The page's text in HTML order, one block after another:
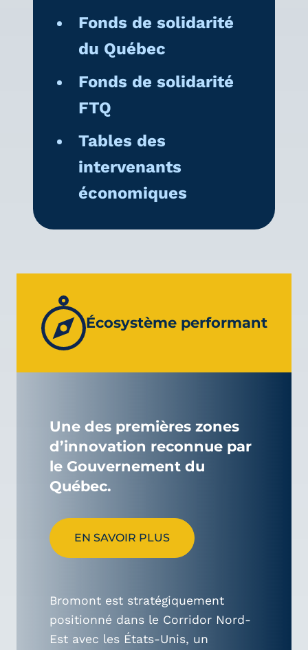
Fonds de solidarité
du Québec
Fonds de solidarité
FTQ
Tables des
intervenants
économiques
Écosystème performant
Une des premières zones
d’innovation reconnue par
le Gouvernement du
Québec.
EN SAVOIR PLUS
Bromont est stratégiquement
positionné dans le Corridor Nord-
Est avec les États-Unis, un